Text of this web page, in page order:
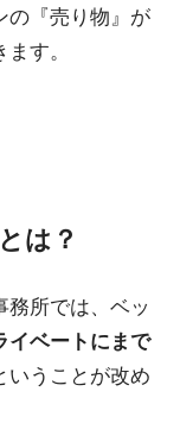
の『売り物』が
す。
は？
務所では、ベッ
イベートにまで
いうことが改め